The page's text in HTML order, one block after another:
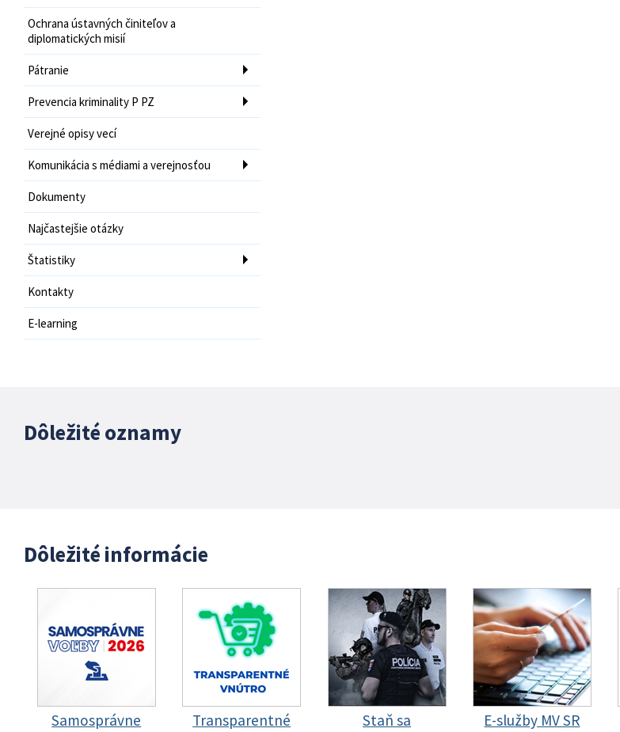
Ochrana ústavných činiteľov a
diplomatických misií
Pátranie
Prevencia kriminality P PZ
Verejné opisy vecí
Komunikácia s médiami a verejnosťou
Dokumenty
Najčastejšie otázky
Štatistiky
Kontakty
E-learning
Dôležité oznamy
Dôležité informácie
Samosprávne
Transparentné
Staň sa
E-služby MV SR